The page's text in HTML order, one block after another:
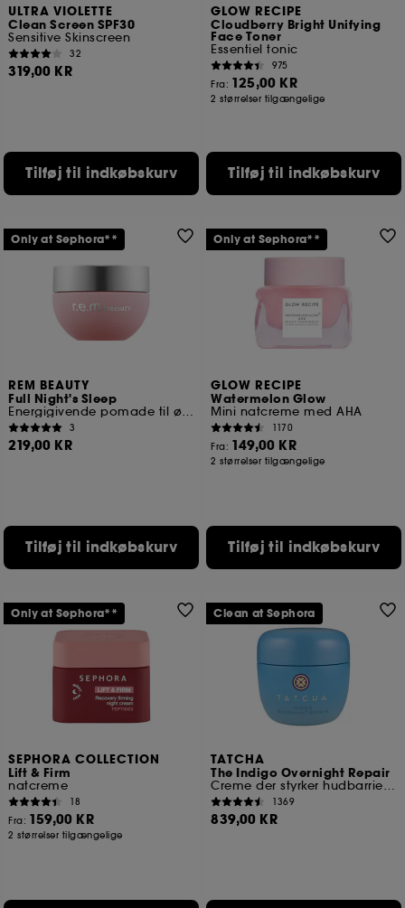
ULTRA VIOLETTE
Clean Screen SPF30
Sensitive Skinscreen
32
319,00 KR
Tilføj til indkøbskurv
GLOW RECIPE
Cloudberry Bright Unifying
Face Toner
Essentiel tonic
975
Fra: 125,00 KR
2 størrelser tilgængelige
Tilføj til indkøbskurv
REM BEAUTY
Full Night's Sleep
Energigivende pomade til øjenkonturen
3
219,00 KR
Tilføj til indkøbskurv
Only at Sephora**
GLOW RECIPE
Watermelon Glow
Mini natcreme med AHA
1170
Fra: 149,00 KR
2 størrelser tilgængelige
Tilføj til indkøbskurv
Only at Sephora**
SEPHORA COLLECTION
Lift & Firm
natcreme
18
Fra: 159,00 KR
2 størrelser tilgængelige
Only at Sephora**
TATCHA
The Indigo Overnight Repair
Creme der styrker hudbarrieren
1369
839,00 KR
Clean at Sephora